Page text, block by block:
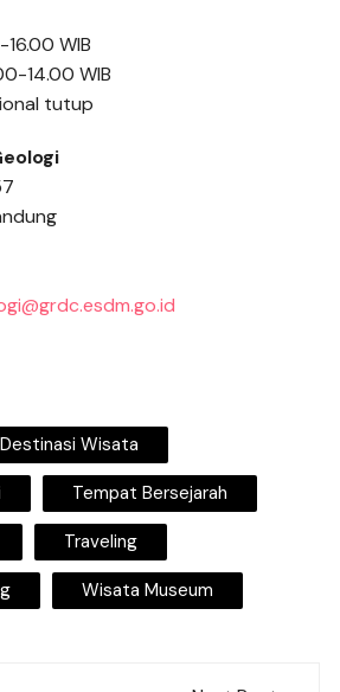
WIB
14.00 WIB
tutup
Destinasi Wisata
Tempat Bersejarah
Traveling
Wisata Museum